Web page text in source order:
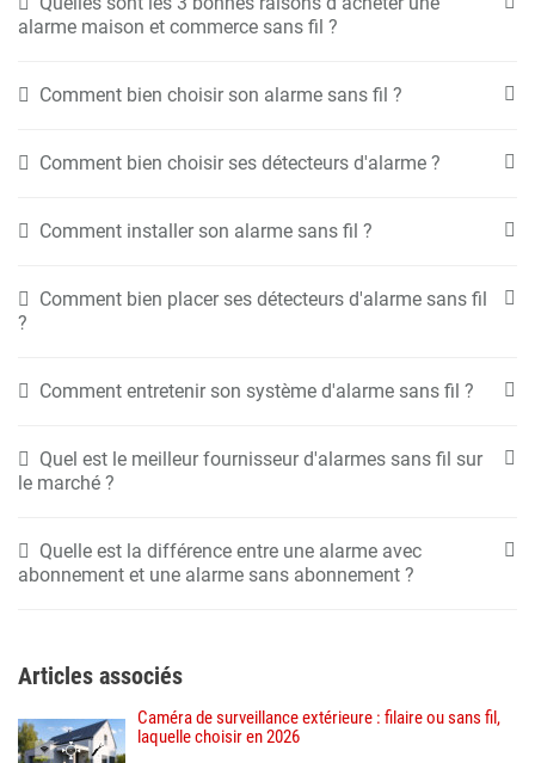
alarme maison et commerce sans fil ?
Comment bien choisir son alarme sans fil ?
Comment bien choisir ses détecteurs d'alarme ?
Comment installer son alarme sans fil ?
Comment bien placer ses détecteurs d'alarme sans fil
?
Comment entretenir son système d'alarme sans fil ?
Quel est le meilleur fournisseur d'alarmes sans fil sur
le marché ?
Quelle est la différence entre une alarme avec
abonnement et une alarme sans abonnement ?
Articles associés
Caméra de surveillance extérieure : filaire ou sans fil,
laquelle choisir en 2026